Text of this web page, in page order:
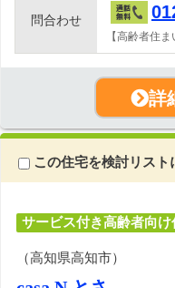
問合わせ
【高齢者住ま
詳
この住宅を検討リスト
サービス付き高齢者向け
（高知県高知市）